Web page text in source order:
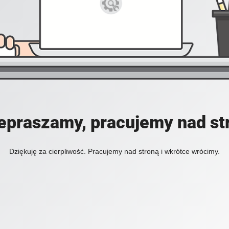
pracujemy nad
Dziękuję za cierpliwość. Pracujemy nad stroną i wkrótce wrócimy.